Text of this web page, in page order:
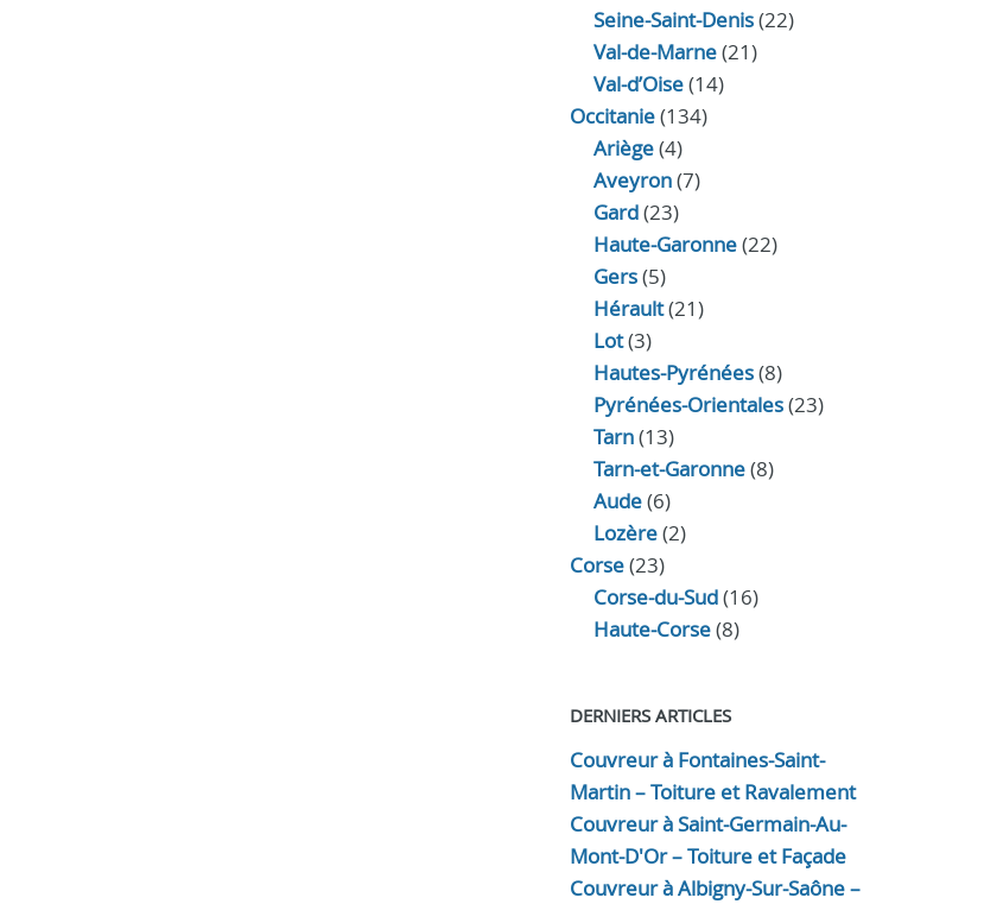
Seine-Saint-Denis(22)
Val-de-Marne(21)
Val-d’Oise(14)
Occitanie(134)
Ariège(4)
Aveyron(7)
Gard(23)
Haute-Garonne(22)
Gers(5)
Hérault(21)
Lot(3)
Hautes-Pyrénées(8)
Pyrénées-Orientales(23)
Tarn(13)
Tarn-et-Garonne(8)
Aude(6)
Lozère(2)
Corse(23)
Corse-du-Sud(16)
Haute-Corse(8)
DERNIERS ARTICLES
Couvreur à Fontaines-Saint-
Martin – Toiture et Ravalement
Couvreur à Saint-Germain-Au-
Mont-D'Or – Toiture et Façade
Couvreur à Albigny-Sur-Saône –